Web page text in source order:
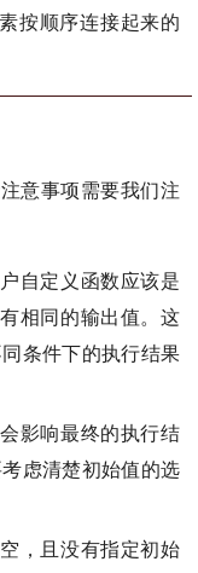
按顺序连接起来的
意事项需要我们注
自定义函数应该是
相同的输出值。这
条件下的执行结果
影响最终的执行结
虑清楚初始值的选
，且没有指定初始